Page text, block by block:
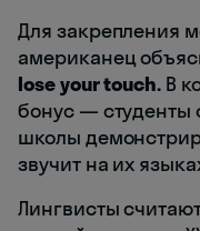
Для закрепления
американец
lose your touch. В
бонус — студенты
школы
звучит на их
Лингвисты